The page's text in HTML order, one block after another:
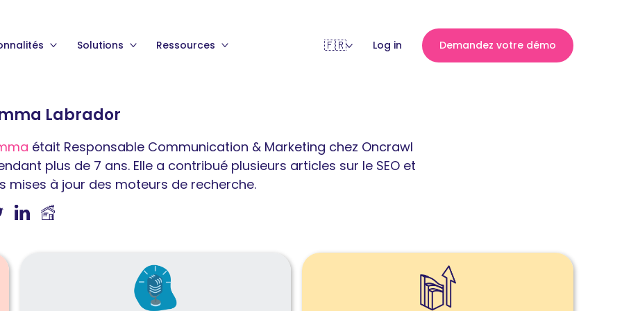
Solutions Ressources Log in Demandez votre démo
Labrador
était Responsable Communication & Marketing chez Oncrawl
plus de 7 ans. Elle a contribué plusieurs articles sur le SEO et
mises à jour des moteurs de recherche.
Lire